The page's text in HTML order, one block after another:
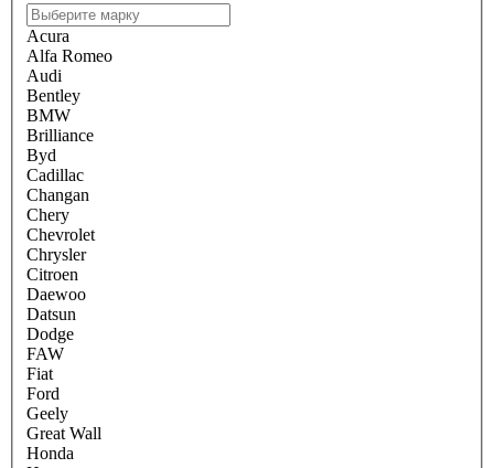
Acura
Alfa Romeo
Audi
Bentley
BMW
Brilliance
Byd
Cadillac
Changan
Chery
Chevrolet
Chrysler
Citroen
Daewoo
Datsun
Dodge
FAW
Fiat
Ford
Geely
Great Wall
Honda